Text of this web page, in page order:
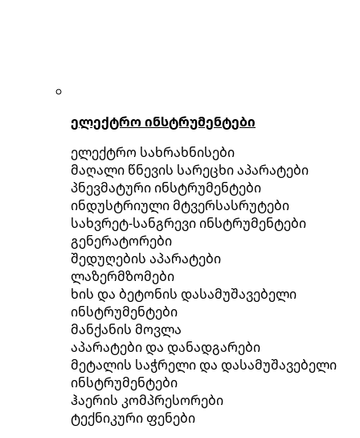
ელექტრო ინსტრუმენტები
ელექტრო სახრახნისები
მაღალი წნევის სარეცხი აპარატები
პნევმატური ინსტრუმენტები
ინდუსტრიული მტვერსასრუტები
სახვრეტ-სანგრევი ინსტრუმენტები
გენერატორები
შედუღების აპარატები
ლაზერმზომები
ხის და ბეტონის დასამუშავებელი
ინსტრუმენტები
მანქანის მოვლა
აპარატები და დანადგარები
მეტალის საჭრელი და დასამუშავებელი
ინსტრუმენტები
ჰაერის კომპრესორები
ტექნიკური ფენები